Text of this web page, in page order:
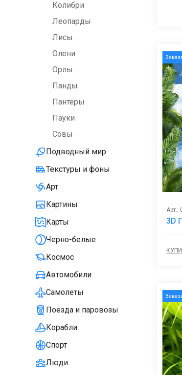
Колибри
Леопарды
Лисы
Олени
Орлы
Панды
Пантеры
Пауки
Совы
Подводный мир
Текстуры и фоны
Арт
Картины
Карты
Черно-белые
Космос
Автомобили
Самолеты
Поезда и паровозы
Корабли
Спорт
Люди
Арт.:
3D